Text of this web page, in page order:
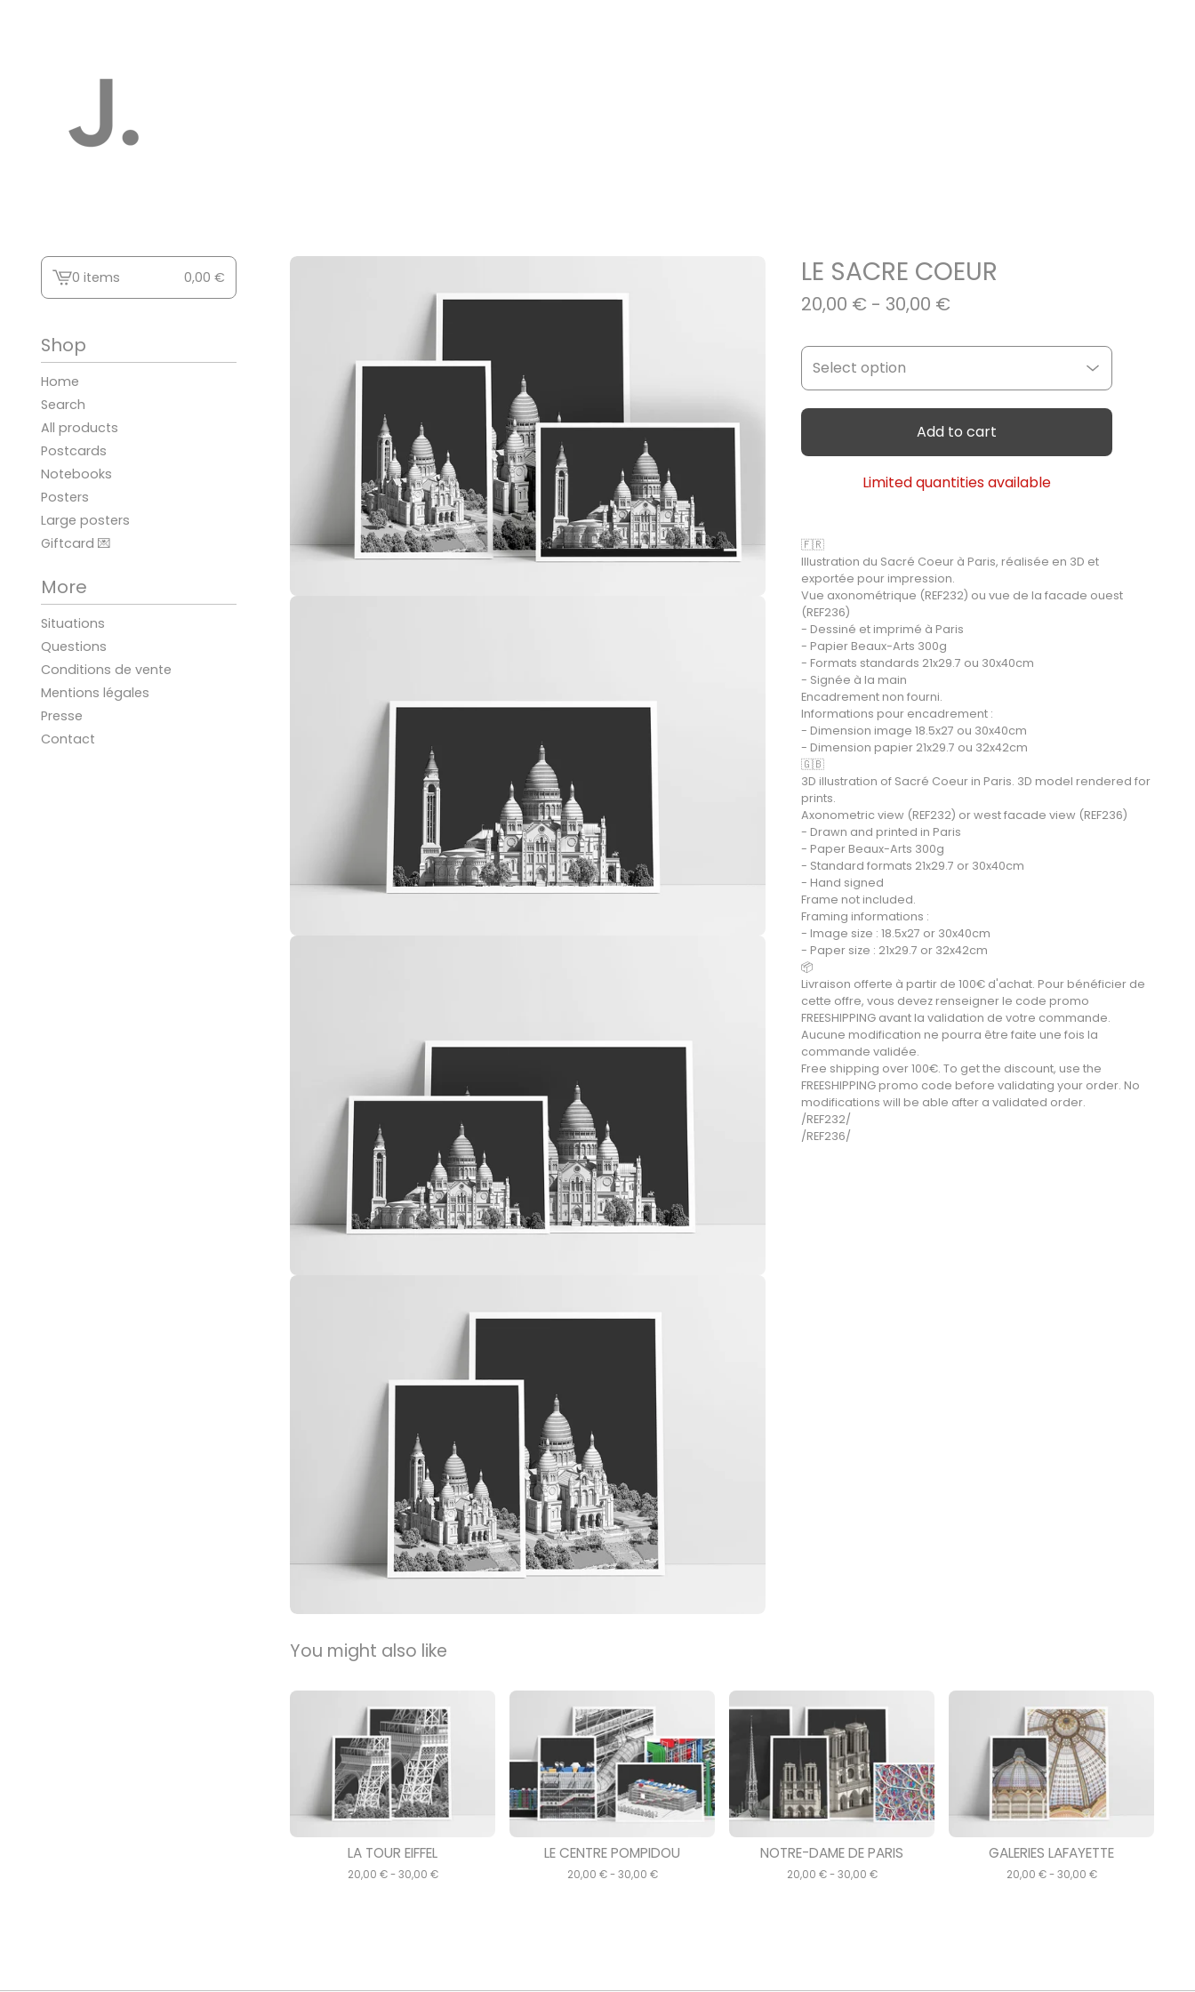
View
cart
0 items 0,00 €
Shop
Home
Search
All products
Postcards
Notebooks
Posters
Large posters
Giftcard 💌
More
Situations
Questions
Conditions de vente
Mentions légales
Presse
Contact
LE SACRE COEUR
20,00 € - 30,00 €
Add to cart
Limited quantities available
🇫🇷
Illustration du Sacré Coeur à Paris, réalisée en 3D et
exportée pour impression.
Vue axonométrique (REF232) ou vue de la facade ouest
(REF236)
- Dessiné et imprimé à Paris
- Papier Beaux-Arts 300g
- Formats standards 21x29.7 ou 30x40cm
- Signée à la main
Encadrement non fourni.
Informations pour encadrement :
- Dimension image 18.5x27 ou 30x40cm
- Dimension papier 21x29.7 ou 32x42cm
🇬🇧
3D illustration of Sacré Coeur in Paris. 3D model rendered for
prints.
Axonometric view (REF232) or west facade view (REF236)
- Drawn and printed in Paris
- Paper Beaux-Arts 300g
- Standard formats 21x29.7 or 30x40cm
- Hand signed
Frame not included.
Framing informations :
- Image size : 18.5x27 or 30x40cm
- Paper size : 21x29.7 or 32x42cm
📦
Livraison offerte à partir de 100€ d'achat. Pour bénéficier de
cette offre, vous devez renseigner le code promo
FREESHIPPING avant la validation de votre commande.
Aucune modification ne pourra être faite une fois la
commande validée.
Free shipping over 100€. To get the discount, use the
FREESHIPPING promo code before validating your order. No
modifications will be able after a validated order.
/REF232/
/REF236/
You might also like
LA TOUR EIFFEL
20,00 €- 30,00 €
LE CENTRE POMPIDOU
20,00 €- 30,00 €
NOTRE-DAME DE PARIS
20,00 €- 30,00 €
GALERIES LAFAYETTE
20,00 €- 30,00 €